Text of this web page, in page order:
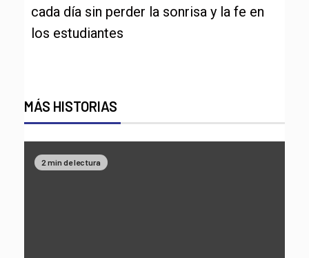
cada día sin perder la sonrisa y la fe en
los estudiantes
MÁS HISTORIAS
2 min de lectura